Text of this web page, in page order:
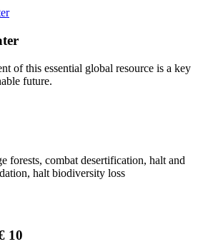
of this essential global resource is a key
future.
forests, combat desertification, halt and
halt biodiversity loss
10